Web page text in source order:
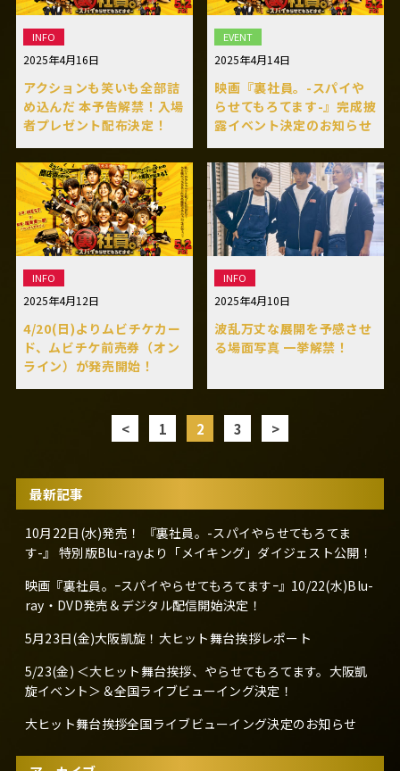
2025年4月16日
INFO
アクションも笑いも全部詰
め込んだ 本予告解禁！入場
者プレゼント配布決定！
2025年4月14日
EVENT
映画『裏社員。-スパイや
らせてもろてます-』完成披
露イベント決定のお知らせ
2025年4月12日
INFO
4/20(日)よりムビチケカー
ド、ムビチケ前売券（オン
ライン）が発売開始！
2025年4月10日
INFO
波乱万丈な展開を予感させ
る場面写真 一挙解禁！
< 1 2 3 >
最新記事
10月22日(水)発売！ 『裏社員。-スパイやらせてもろてま
す-』 特別版Blu-rayより「メイキング」ダイジェスト公開！
映画『裏社員。ｰスパイやらせてもろてますｰ』10/22(水)Blu-
ray・DVD発売＆デジタル配信開始決定！
5月23日(金)大阪凱旋！大ヒット舞台挨拶レポート
5/23(金) ＜大ヒット舞台挨拶、やらせてもろてます。大阪凱
旋イベント＞＆全国ライブビューイング決定！
大ヒット舞台挨拶全国ライブビューイング決定のお知らせ